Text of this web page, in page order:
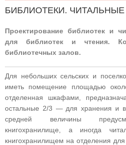
БИБЛИОТЕКИ.
Проектирование библиотек и
для библиотек и чтения.
библиотечных залов.
Для небольших сельских и
иметь помещение площадью
отделенная шкафами,
остальные 2/3 — для хранения и
средней величины
книгохранилище, а иногда
книгохранилищем на отделения